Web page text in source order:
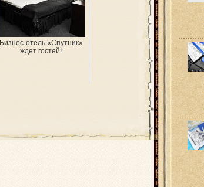
Бизнес-отель «Спутник»
ждет гостей!